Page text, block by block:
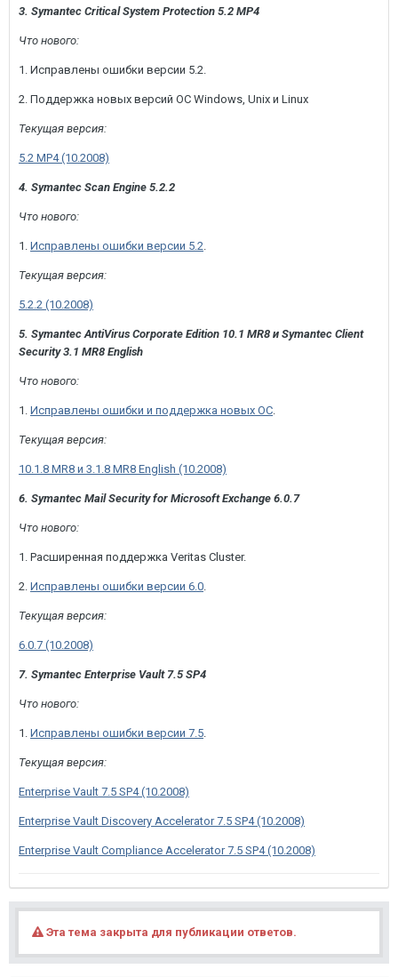
3. Symantec Critical System Protection 5.2 MP4
Что нового:
1. Исправлены ошибки версии 5.2.
2. Поддержка новых версий ОС Windows, Unix и Linux
Текущая версия:
5.2 MP4 (10.2008)
4. Symantec Scan Engine 5.2.2
Что нового:
1. Исправлены ошибки версии 5.2.
Текущая версия:
5.2.2 (10.2008)
5. Symantec AntiVirus Corporate Edition 10.1 MR8 и Symantec Client
Security 3.1 MR8 English
Что нового:
1. Исправлены ошибки и поддержка новых ОС.
Текущая версия:
10.1.8 MR8 и 3.1.8 MR8 English (10.2008)
6. Symantec Mail Security for Microsoft Exchange 6.0.7
Что нового:
1. Расширенная поддержка Veritas Cluster.
2. Исправлены ошибки версии 6.0.
Текущая версия:
6.0.7 (10.2008)
7. Symantec Enterprise Vault 7.5 SP4
Что нового:
1. Исправлены ошибки версии 7.5.
Текущая версия:
Enterprise Vault 7.5 SP4 (10.2008)
Enterprise Vault Discovery Accelerator 7.5 SP4 (10.2008)
Enterprise Vault Compliance Accelerator 7.5 SP4 (10.2008)
Эта тема закрыта для публикации ответов.